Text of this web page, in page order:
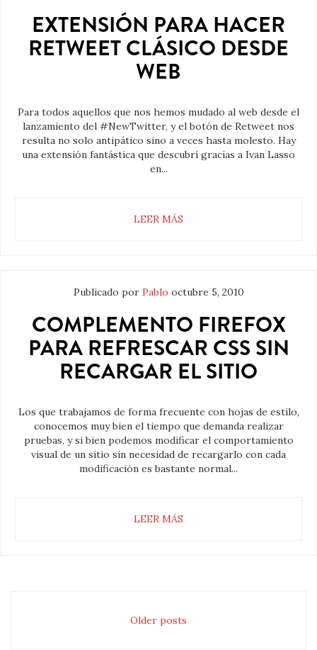
EXTENSIÓN PARA HACER
RETWEET CLÁSICO DESDE
WEB
Para todos aquellos que nos hemos mudado al web desde el
lanzamiento del #NewTwitter, y el botón de Retweet nos
resulta no solo antipático sino a veces hasta molesto. Hay
una extensión fantástica que descubrí gracias a Ivan Lasso
en...
LEER MÁS
Publicado por Pablo octubre 5, 2010
COMPLEMENTO FIREFOX
PARA REFRESCAR CSS SIN
RECARGAR EL SITIO
Los que trabajamos de forma frecuente con hojas de estilo,
conocemos muy bien el tiempo que demanda realizar
pruebas, y si bien podemos modificar el comportamiento
visual de un sitio sin necesidad de recargarlo con cada
modificación es bastante normal...
LEER MÁS
Older posts